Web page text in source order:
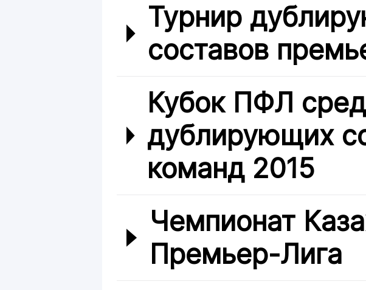
Турнир
составов
Кубок ПФЛ
дублирующих
команд 2015
Чемпионат
Премьер-Лига